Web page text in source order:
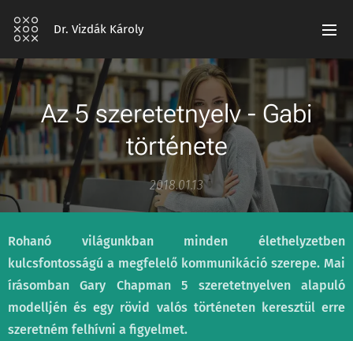
Dr. Vizdák Károly
Az 5 szeretetnyelv - Gabi
története
2018.01.13
Rohanó világunkban minden élethelyzetben
kulcsfontosságú a megfelelő kommunikáció szerepe. Mai
írásomban Gary Chapman 5 szeretetnyelven alapuló
modelljén és egy rövid valós történeten keresztül erre
szeretném felhívni a figyelmet.